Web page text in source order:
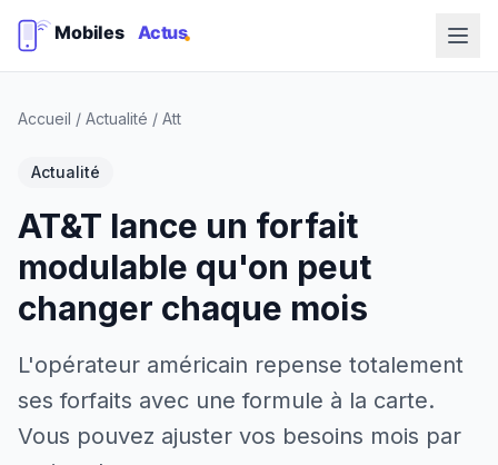
Accueil / Actualité / Att
Actualité
AT&T lance un forfait
modulable qu'on peut
changer chaque mois
L'opérateur américain repense totalement
ses forfaits avec une formule à la carte.
Vous pouvez ajuster vos besoins mois par